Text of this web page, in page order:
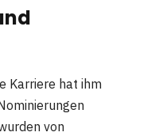
Karriere hat ihm
von